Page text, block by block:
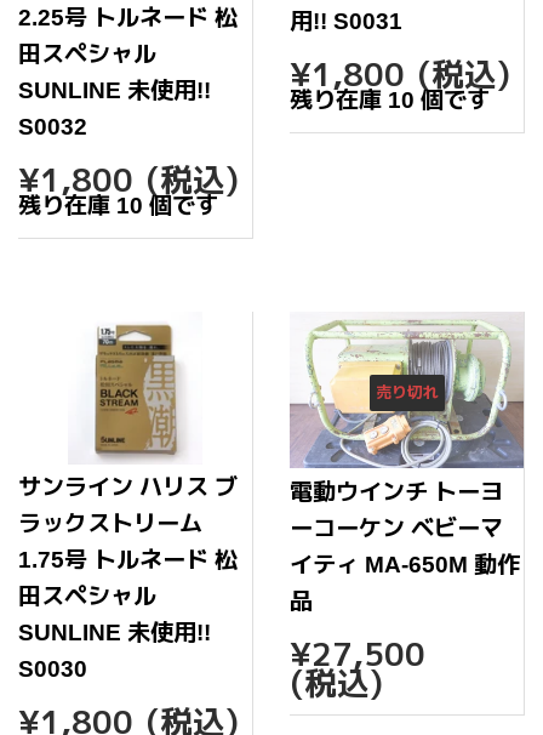
2.25号 トルネード 松
田スペシャル
SUNLINE 未使用!!
S0032
通
常
価
格
¥1,800 ¥1,800
(税込)
残り在庫 10 個です
用!! S0031
通
常
価
格
¥1,800 (税込)
残り在庫 10 個です
サンライン ハリス ブ
ラックストリーム
1.75号 トルネード 松
田スペシャル
SUNLINE 未使用!!
S0030
通
¥1,800 ¥1,800
(税込)
売り切れ
電動ウインチ トーヨ
ーコーケン ベビーマ
イティ MA-650M 動作
品
通
常
価
¥27,500
(税込)